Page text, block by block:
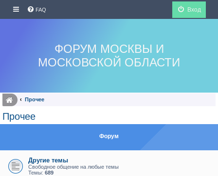
FAQ Вход
ФОРУМ МОСКВЫ И
МОСКОВСКОЙ ОБЛАСТИ
Прочее
Прочее
Форум
Другие темы
Свободное общение на любые темы
Темы: 689